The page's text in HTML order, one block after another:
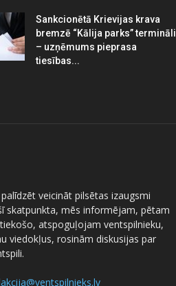
Sankcionētā Krievijas krava
bremzē “Kālija parks” termināli
– uzņēmums pieprasa
tiesības...
veicināt pilsētas izaugsmi
skatpunkta, mēs informējam, pētam
atspoguļojam ventspilnieku,
viedokļus, rosinām diskusijas par